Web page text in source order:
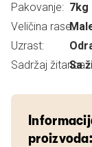
Pakovanje: 7kg
Veličina rase:
Uzrast:
Sadržaj žitarica:
Sa
proizvoda: